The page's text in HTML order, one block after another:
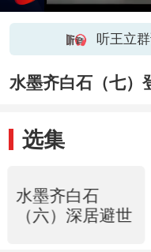
听王立
水墨齐白石（七）
选集
水墨齐白石
（六）深居避世